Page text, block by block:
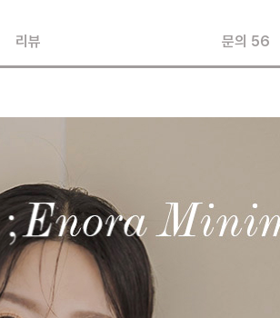
리뷰 문의 56